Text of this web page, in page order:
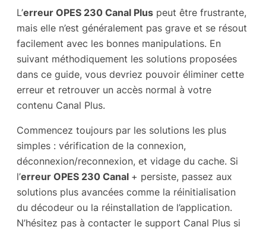
L’erreur OPES 230 Canal Plus peut être frustrante,
mais elle n’est généralement pas grave et se résout
facilement avec les bonnes manipulations. En
suivant méthodiquement les solutions proposées
dans ce guide, vous devriez pouvoir éliminer cette
erreur et retrouver un accès normal à votre
contenu Canal Plus.
Commencez toujours par les solutions les plus
simples : vérification de la connexion,
déconnexion/reconnexion, et vidage du cache. Si
l’erreur OPES 230 Canal + persiste, passez aux
solutions plus avancées comme la réinitialisation
du décodeur ou la réinstallation de l’application.
N’hésitez pas à contacter le support Canal Plus si